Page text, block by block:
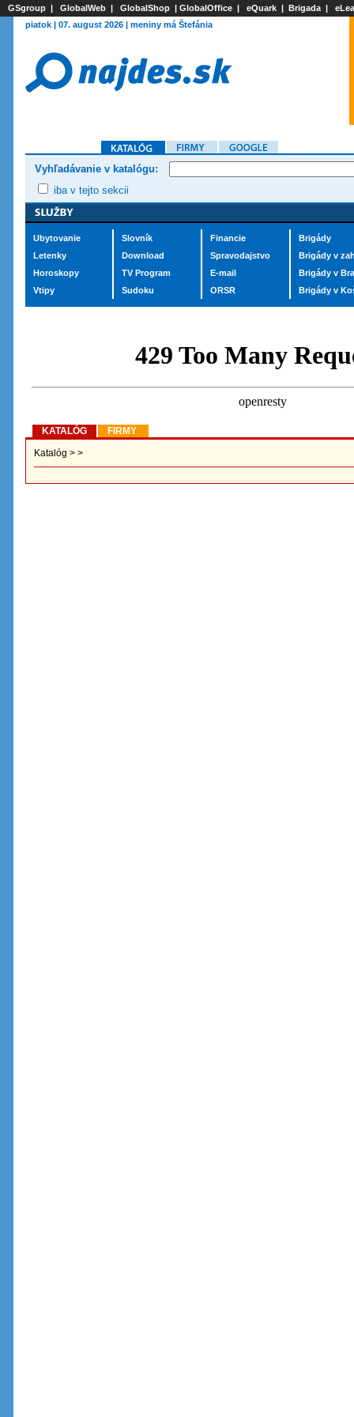
GSgroup | GlobalWeb | GlobalShop | GlobalOffice | eQuark | Brigada |
piatok | 07. august 2026 | meniny má Štefánia
Vyhľadávanie v katalógu:
iba v tejto sekcii
Ubytovanie
Letenky
Horoskopy
Vtipy
Slovník
Download
TV Program
Sudoku
Financie
Spravodajstvo
E-mail
ORSR
Brigády
Brigády v
Brigády v
Brigády v
KATALÓG
FIRMY
Katalóg > >